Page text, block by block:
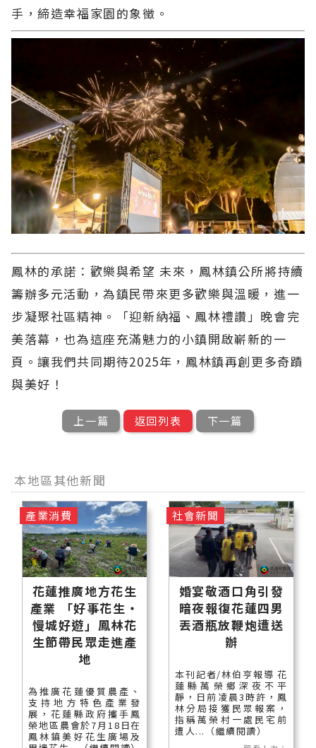
手，締造幸福家園的象徵。
鳳林的承諾：歡樂與希望 未來，鳳林鎮公所將持續
籌辦多元活動，為鎮民帶來更多歡樂與溫暖，進一
步凝聚社區精神。「迎新納福、鳳林禮讚」晚會完
美落幕，也為這座充滿魅力的小鎮開啟嶄新的一
頁。讓我們共同期待2025年，鳳林鎮再創更多奇蹟
與美好！
上一篇 返回列表 下一篇
本地區其他新聞
花蓮推廣地方花生
產業 「好事花生・
慢城好遊」鳳林花
生節帶民眾走進產
地
為推廣花蓮優質農產、
支持地方特色產業發
展，花蓮縣政府攜手鳳
榮地區農會於7月18日在
鳳林鎮美好花生廣場及
產業消費
婚宴敬酒口角引發
暗夜報復花蓮四男
丟酒瓶放鞭炮遭送
辦
本刊記者/林伯亨報導 花
蓮縣萬榮鄉深夜不平
靜，日前凌晨3時許，鳳
林分局接獲民眾報案，
指稱萬榮村一處民宅前
遭人...（繼續閱讀）
社會新聞